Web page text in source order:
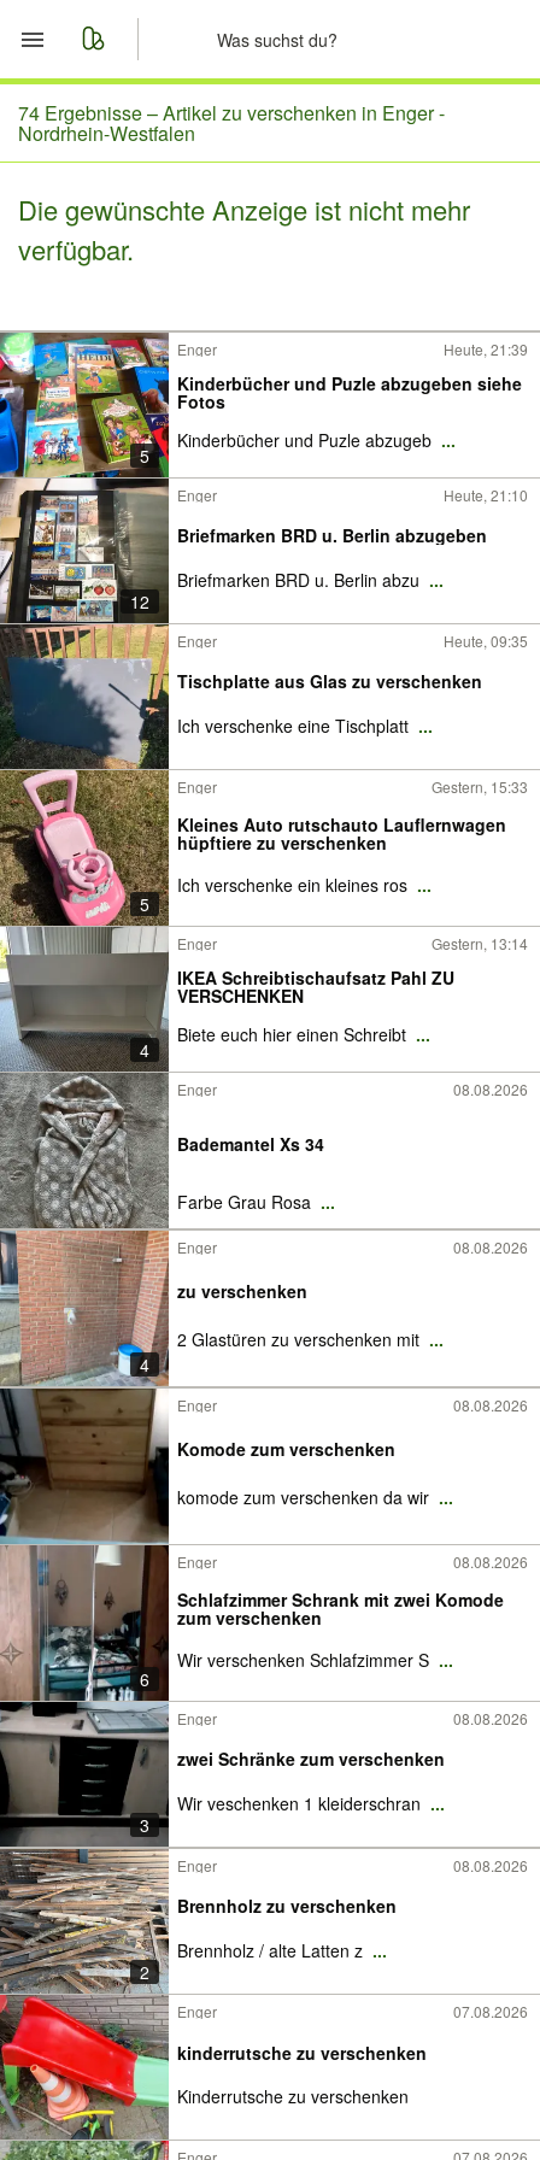
Start
Merkliste
Nachrichten
74 Ergebnisse –Artikel zu verschenken in Enger -
Nordrhein-Westfalen
Die gewünschte Anzeige ist nicht mehr
verfügbar.
5
Enger Heute, 21:39
Kinderbücher und Puzle abzugeben siehe
Fotos
Kinderbücher und Puzle abzugeb ...
12
Enger Heute, 21:10
Briefmarken BRD u. Berlin abzugeben
Briefmarken BRD u. Berlin abzu ...
Enger Heute, 09:35
Tischplatte aus Glas zu verschenken
Ich verschenke eine Tischplatt ...
5
Enger Gestern, 15:33
Kleines Auto rutschauto Lauflernwagen
hüpftiere zu verschenken
Ich verschenke ein kleines ros ...
4
Enger Gestern, 13:14
IKEA Schreibtischaufsatz Pahl ZU
VERSCHENKEN
Biete euch hier einen Schreibt ...
Enger 08.08.2026
Bademantel Xs 34
Farbe Grau Rosa ...
4
Enger 08.08.2026
zu verschenken
2 Glastüren zu verschenken mit ...
Enger 08.08.2026
Komode zum verschenken
komode zum verschenken da wir ...
6
Enger 08.08.2026
Schlafzimmer Schrank mit zwei Komode
zum verschenken
Wir verschenken Schlafzimmer S ...
3
Enger 08.08.2026
zwei Schränke zum verschenken
Wir veschenken 1 kleiderschran ...
2
Enger 08.08.2026
Brennholz zu verschenken
Brennholz / alte Latten z ...
Enger 07.08.2026
kinderrutsche zu verschenken
Kinderrutsche zu verschenken